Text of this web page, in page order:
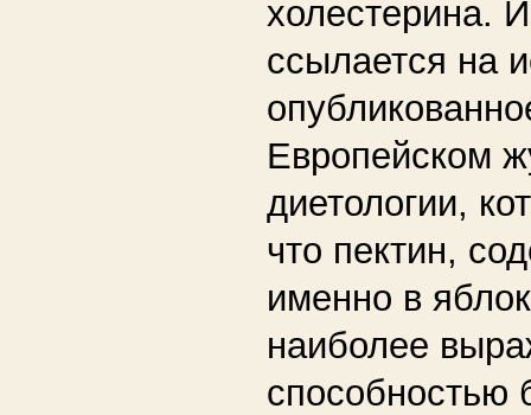
холестерина.
ссылается на
Европейском
диетологии,
что пектин,
именно в
наиболее
способностью